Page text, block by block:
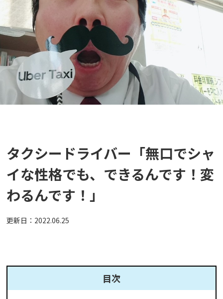
タクシードライバー「無口でシャ
イな性格でも、できるんです！変
わるんです！」
更新日： 2022.06.25
目次